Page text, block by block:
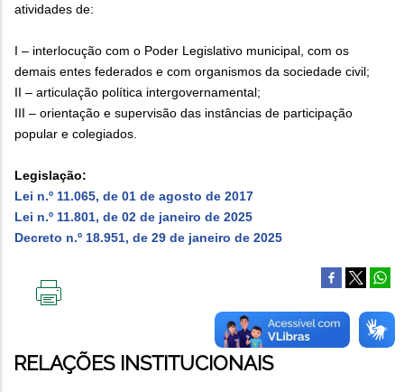
atividades de:
I – interlocução com o Poder Legislativo municipal, com os
demais entes federados e com organismos da sociedade civil;
II – articulação política intergovernamental;
III – orientação e supervisão das instâncias de participação
popular e colegiados.
Legislação:
Lei n.º 11.065, de 01 de agosto de 2017
Lei n.º 11.801, de 02 de janeiro de 2025
Decreto n.º 18.951, de 29 de janeiro de 2025
RELAÇÕES INSTITUCIONAIS